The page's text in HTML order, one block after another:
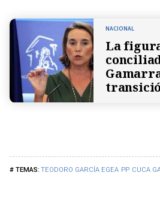
TEODORO GARCÍA EGEA PP CUCA
NACIONAL
La